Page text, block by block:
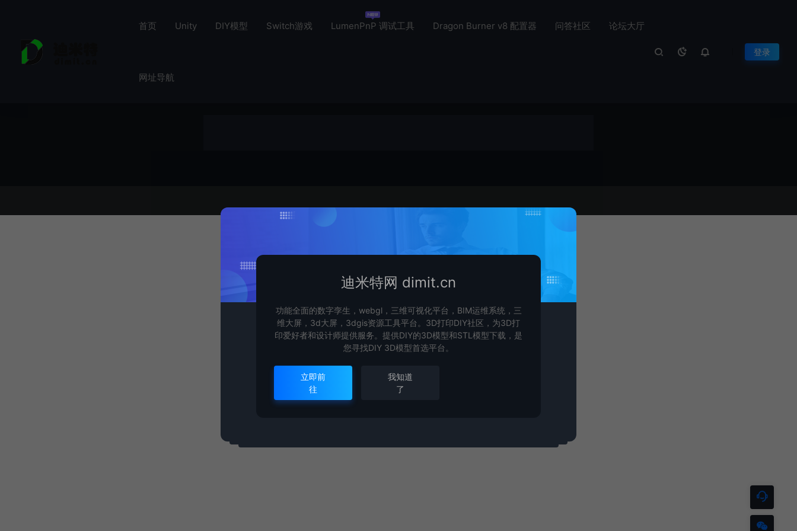
首页 Unity DIY模型 Switch游戏 LumenPnP 调试工具 Dragon Burner v8 配置器 问答社区 论坛大厅
网址导航
登录
迪米特网 dimit.cn
功能全面的数字孪生，webgl，三维可视化平台，BIM运维系统，三
维大屏，3d大屏，3dgis资源工具平台。3D打印DIY社区，为3D打
印爱好者和设计师提供服务。提供DIY的3D模型和STL模型下载，是
您寻找DIY 3D模型首选平台。
立即前
往
我知道
了